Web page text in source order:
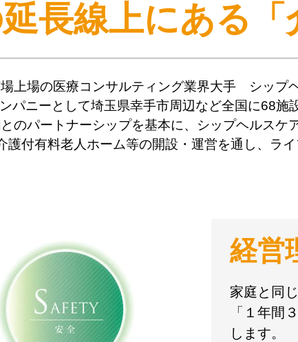
長線上にある
上場の医療コンサルティング業界大手 シップ
パニーとして埼玉県幸手市周辺など全国に68施
のパートナーシップを基本に、シップヘルスケ
付有料老人ホーム等の開設・運営を通し、ライ
経営
家庭と同
「１年間
します。